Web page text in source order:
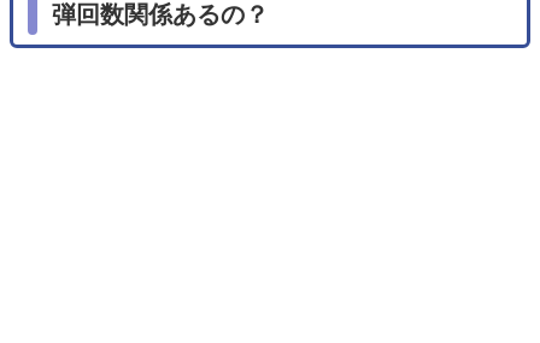
弾回数関係あるの？